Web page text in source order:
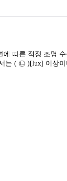
에 따른 적정 조명
는 ( ㉡ )[lux] 이상